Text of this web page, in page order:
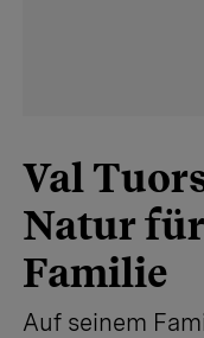
Val
Natur
Familie
Auf seinem